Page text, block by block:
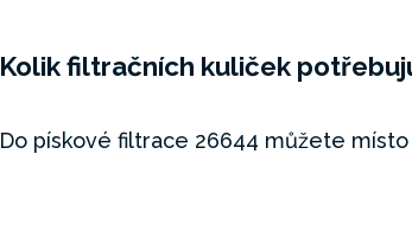
Kolik filtračních kuliček
Do pískové filtrace 26644 můžete